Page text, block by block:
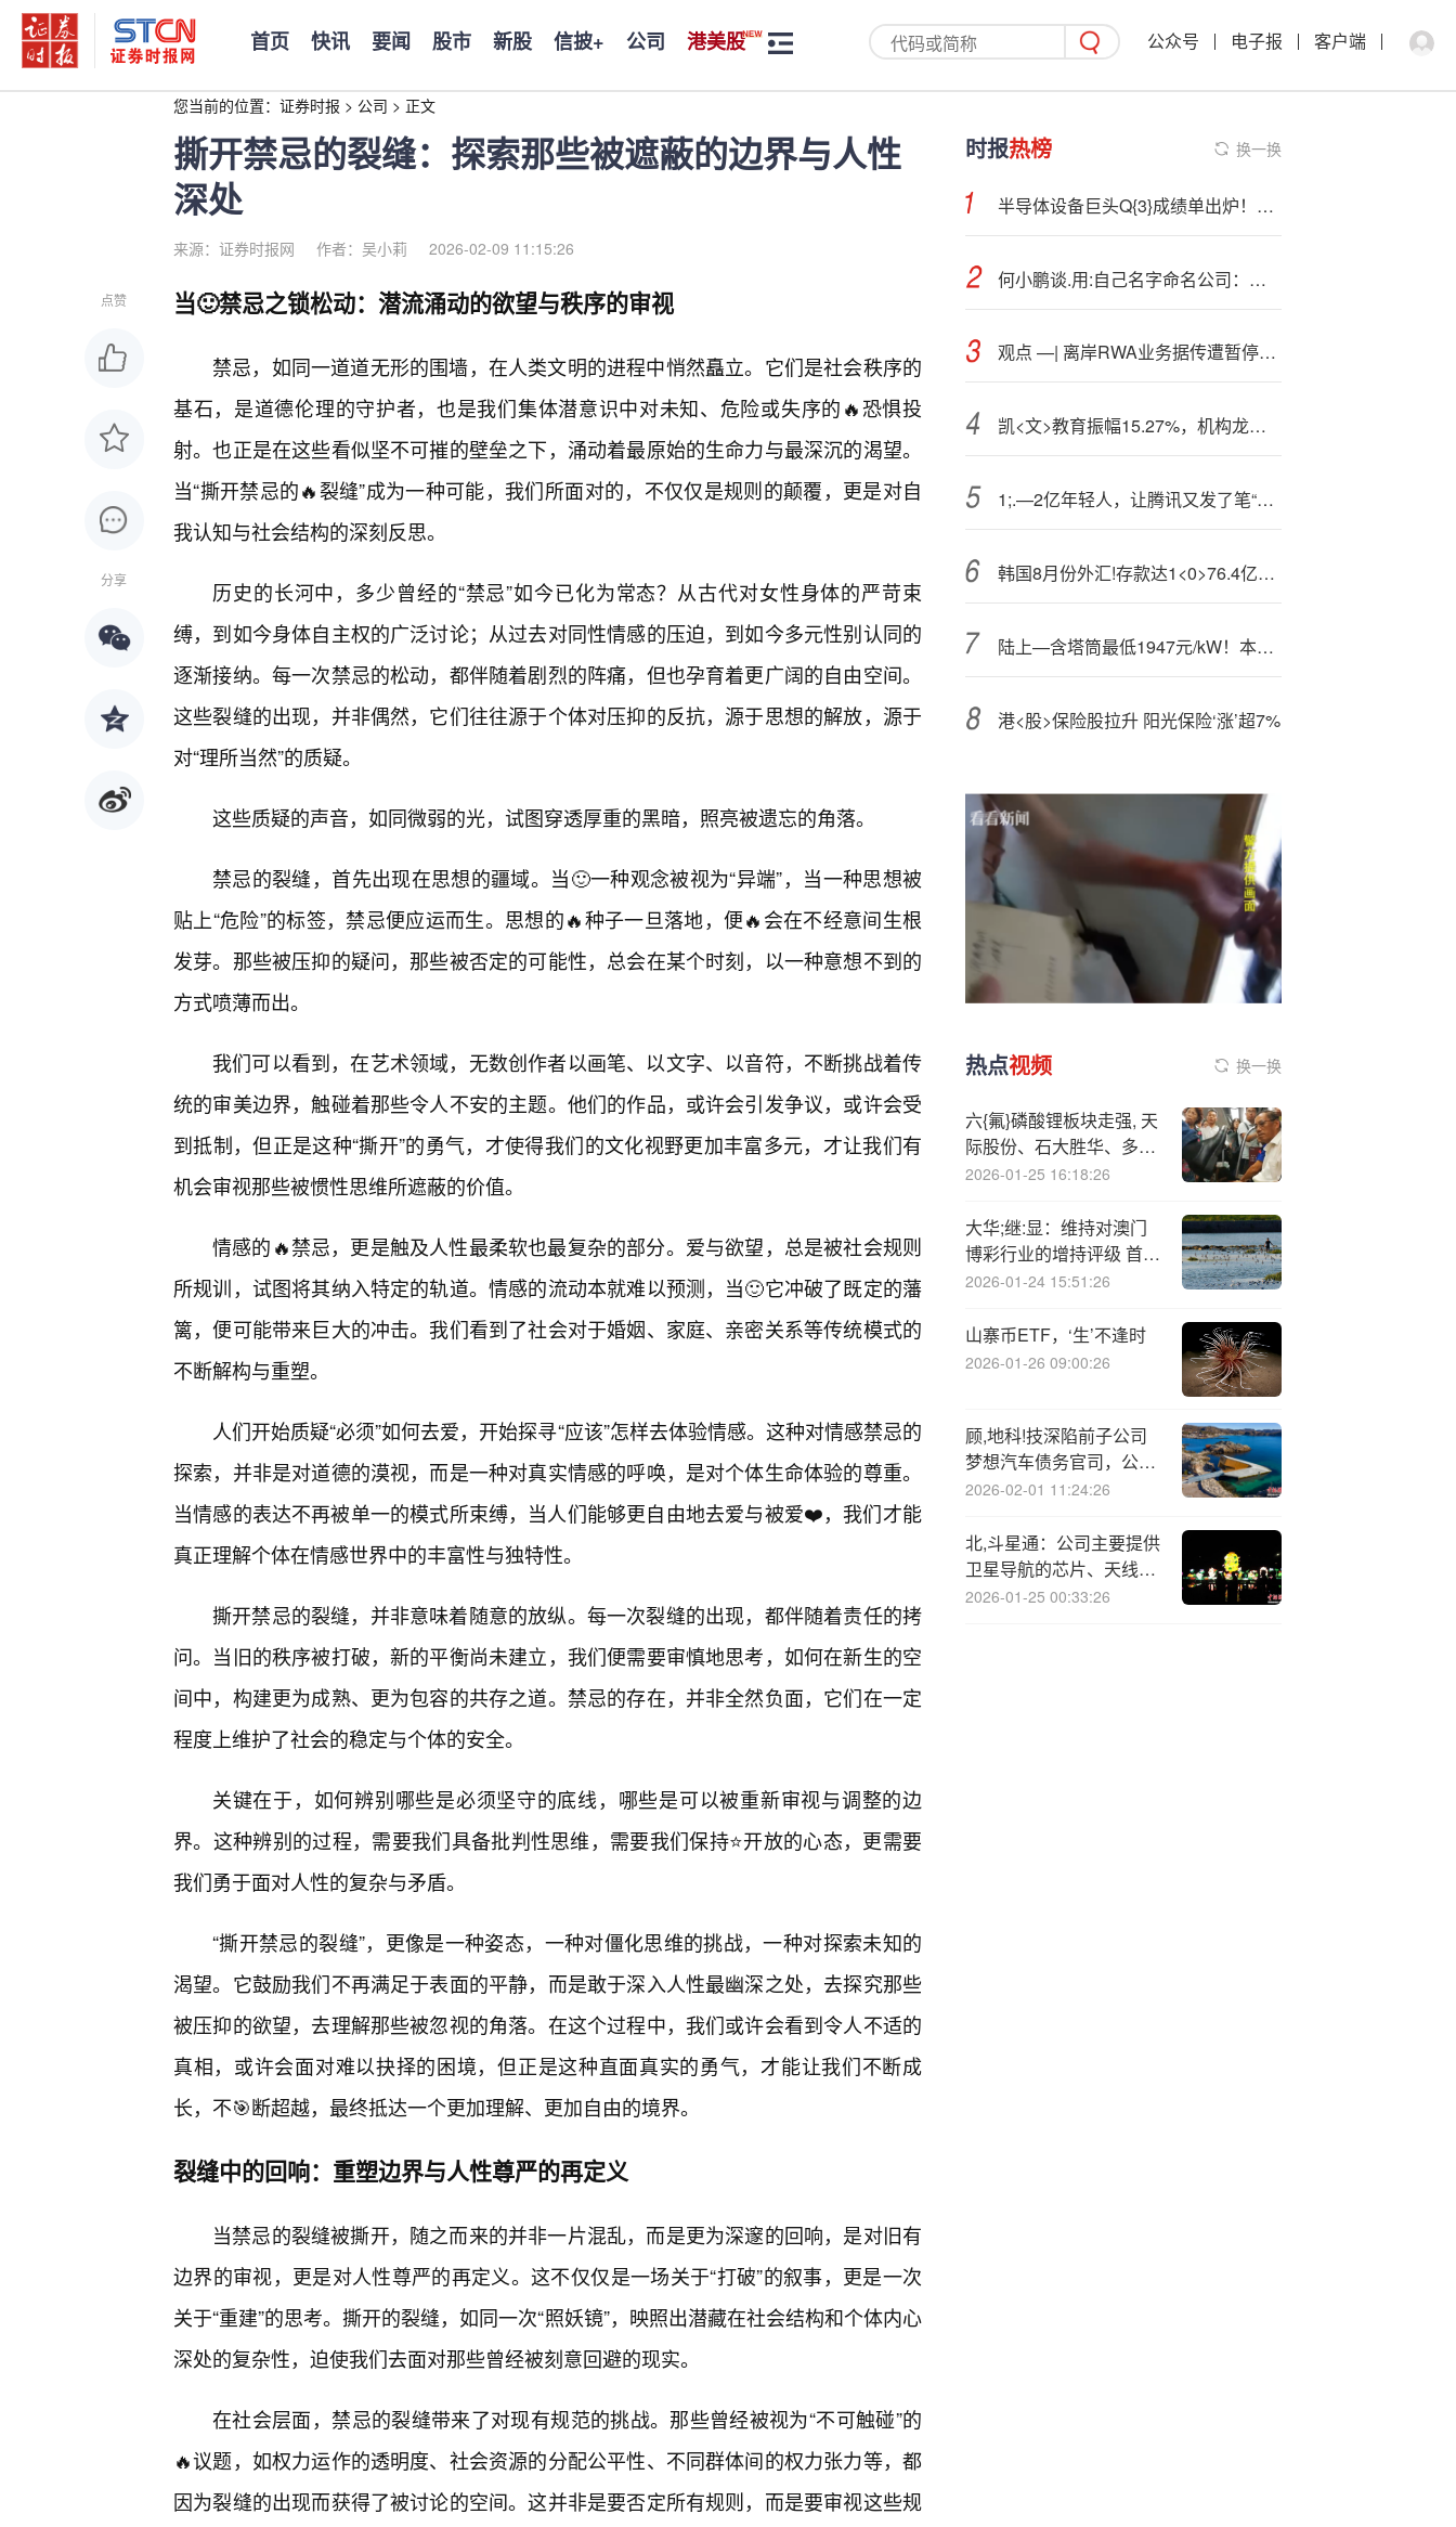
首页 快讯 要闻 股市 新股 信披+ 公司 港美股 公众号 电子报 客户端
您当前的位置： 证券时报 > 公司 > 正文
撕开禁忌的裂缝：探索那些被遮蔽的边界与人性
深处
来源：证券时报网 作者：吴小莉 2026-02-09 11:15:26
点赞
分享
当🙂禁忌之锁松动：潜流涌动的欲望与秩序的审视
禁忌，如同一道道无形的围墙，在人类文明的进程中悄然矗立。它们是社会秩序的
基石，是道德伦理的守护者，也是我们集体潜意识中对未知、危险或失序的🔥恐惧投
射。也正是在这些看似坚不可摧的壁垒之下，涌动着最原始的生命力与最深沉的渴望。
当“撕开禁忌的🔥裂缝”成为一种可能，我们所面对的，不仅仅是规则的颠覆，更是对自
我认知与社会结构的深刻反思。
历史的长河中，多少曾经的“禁忌”如今已化为常态？从古代对女性身体的严苛束
缚，到如今身体自主权的广泛讨论；从过去对同性情感的压迫，到如今多元性别认同的
逐渐接纳。每一次禁忌的松动，都伴随着剧烈的阵痛，但也孕育着更广阔的自由空间。
这些裂缝的出现，并非偶然，它们往往源于个体对压抑的反抗，源于思想的解放，源于
对“理所当然”的质疑。
这些质疑的声音，如同微弱的光，试图穿透厚重的黑暗，照亮被遗忘的角落。
禁忌的裂缝，首先出现在思想的疆域。当🙂一种观念被视为“异端”，当一种思想被
贴上“危险”的标签，禁忌便应运而生。思想的🔥种子一旦落地，便🔥会在不经意间生根
发芽。那些被压抑的疑问，那些被否定的可能性，总会在某个时刻，以一种意想不到的
方式喷薄而出。
我们可以看到，在艺术领域，无数创作者以画笔、以文字、以音符，不断挑战着传
统的审美边界，触碰着那些令人不安的主题。他们的作品，或许会引发争议，或许会受
到抵制，但正是这种“撕开”的勇气，才使得我们的文化视野更加丰富多元，才让我们有
机会审视那些被惯性思维所遮蔽的价值。
情感的🔥禁忌，更是触及人性最柔软也最复杂的部分。爱与欲望，总是被社会规则
所规训，试图将其纳入特定的轨道。情感的流动本就难以预测，当🙂它冲破了既定的藩
篱，便可能带来巨大的冲击。我们看到了社会对于婚姻、家庭、亲密关系等传统模式的
不断解构与重塑。
人们开始质疑“必须”如何去爱，开始探寻“应该”怎样去体验情感。这种对情感禁忌的
探索，并非是对道德的漠视，而是一种对真实情感的呼唤，是对个体生命体验的尊重。
当情感的表达不再被单一的模式所束缚，当人们能够更自由地去爱与被爱❤️，我们才能
真正理解个体在情感世界中的丰富性与独特性。
撕开禁忌的裂缝，并非意味着随意的放纵。每一次裂缝的出现，都伴随着责任的拷
问。当旧的秩序被打破，新的平衡尚未建立，我们便需要审慎地思考，如何在新生的空
间中，构建更为成熟、更为包容的共存之道。禁忌的存在，并非全然负面，它们在一定
程度上维护了社会的稳定与个体的安全。
关键在于，如何辨别哪些是必须坚守的底线，哪些是可以被重新审视与调整的边
界。这种辨别的过程，需要我们具备批判性思维，需要我们保持⭐开放的心态，更需要
我们勇于面对人性的复杂与矛盾。
“撕开禁忌的裂缝”，更像是一种姿态，一种对僵化思维的挑战，一种对探索未知的
渴望。它鼓励我们不再满足于表面的平静，而是敢于深入人性最幽深之处，去探究那些
被压抑的欲望，去理解那些被忽视的角落。在这个过程中，我们或许会看到令人不适的
真相，或许会面对难以抉择的困境，但正是这种直面真实的勇气，才能让我们不断成
长，不🎯断超越，最终抵达一个更加理解、更加自由的境界。
裂缝中的回响：重塑边界与人性尊严的再定义
当禁忌的裂缝被撕开，随之而来的并非一片混乱，而是更为深邃的回响，是对旧有
边界的审视，更是对人性尊严的再定义。这不仅仅是一场关于“打破”的叙事，更是一次
关于“重建”的思考。撕开的裂缝，如同一次“照妖镜”，映照出潜藏在社会结构和个体内心
深处的复杂性，迫使我们去面对那些曾经被刻意回避的现实。
在社会层面，禁忌的裂缝带来了对现有规范的挑战。那些曾经被视为“不可触碰”的
🔥议题，如权力运作的透明度、社会资源的分配公平性、不同群体间的权力张力等，都
因为裂缝的出现而获得了被讨论的空间。这并非是要否定所有规则，而是要审视这些规
时报热榜 换一换
半导体设备巨头Q{3}成绩单出炉！阿斯麦预告明年业绩持续强劲
何小鹏谈.用:自己名字命名公司：代表信心与责任
观点 —| 离岸RWA业务据传遭暂停的原因及下一步该怎么做
凯<文>教育振幅15.27%，机构龙虎榜净卖出3905.16万元
1;.—2亿年轻人，让腾讯又发了笔“横财”
韩国8月份外汇!存款达1<0>76.4亿美元，创逾两年半新高
陆上—含塔筒最低1947元/kW！本周1.99GW风机开标！【风电项目·周分析】
港<股>保险股拉升 阳光保险‘涨’超7%
热点视频 换一换
六{氟}磷酸锂板块走强, 天
际股份、石大胜华、多氟
多涨停
2026-01-25 16:18:26
大华;继:显：维持对澳门
博彩行业的增持评级 首选
银河娱乐
2026-01-24 15:51:26
山寨币ETF，‘生’不逢时
2026-01-26 09:00:26
顾,地科!技深陷前子公司
梦想汽车债务官司，公司
上半年净利润降超600%
2026-02-01 11:24:26
北,斗星通：公司主要提供
卫星导航的芯片、天线和
数据服务
2026-01-25 00:33:26